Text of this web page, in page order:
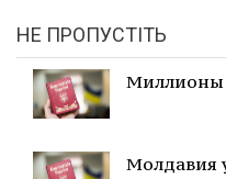
НЕ ПРОПУСТІТЬ
Миллионы
Молдавия